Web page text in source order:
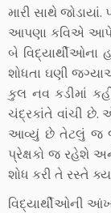
મારી સાથે
આપણા કવિએ
બે
શોધતા ઘણી
કુલ નવ કડીમાં
ચંદ્રકાંતે વાંચી છે.
આવ્યું છે તેટલું જ
પ્રેક્ષકો જ રહેશે
શોધ કરી તે રસ્તે
વિદ્યાર્થીઓની